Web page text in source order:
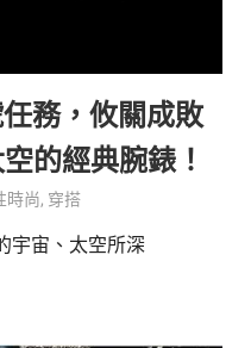
務，攸關成敗
的經典腕錶！
時尚, 穿搭
宇宙、太空所深